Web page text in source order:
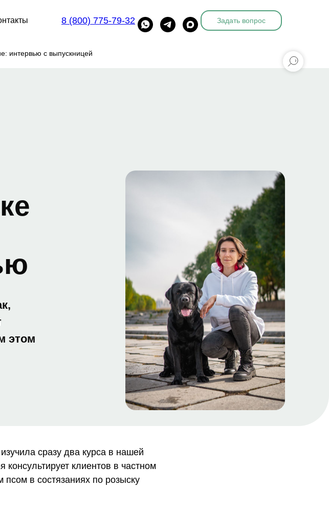
8 (800) 775-79-32 Задать вопрос
интервью с выпускницей
этом
сразу два курса в нашей
консультирует клиентов в частном
псом в состязаниях по розыску